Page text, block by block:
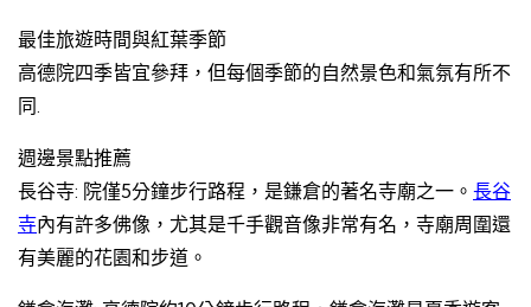
最佳旅遊時間與紅葉季節
高德院四季皆宜參拜，但每個季節的自然景色和氣氛有所不
同.
週邊景點推薦
長谷寺: 院僅5分鐘步行路程，是鎌倉的著名寺廟之一。 長谷
寺內有許多佛像，尤其是千手觀音像非常有名，寺廟周圍還
有美麗的花園和步道。